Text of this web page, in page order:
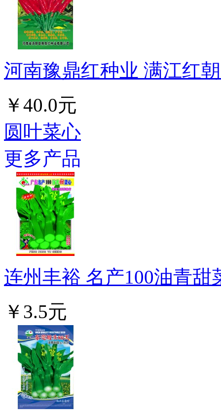
河南豫鼎红种业 满江红
￥40.0元
圆叶菜心
更多产品
连州丰裕 名产100油青甜
￥3.5元